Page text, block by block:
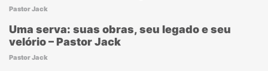
Pastor Jack
Uma serva: suas obras, seu legado e seu
velório – Pastor Jack
Pastor Jack